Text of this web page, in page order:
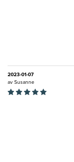
2023-01-07
av Susanne